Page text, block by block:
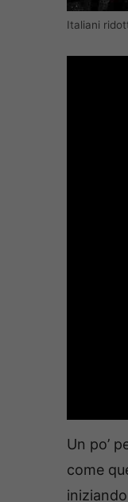
Italiani
Un po’
come